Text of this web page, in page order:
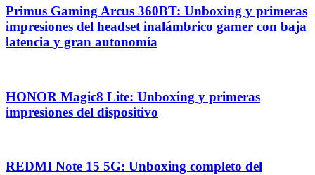
Primus Gaming Arcus 360BT: Unboxing y primeras
impresiones del headset inalámbrico gamer con baja
latencia y gran autonomía
HONOR Magic8 Lite: Unboxing y primeras
impresiones del dispositivo
REDMI Note 15 5G: Unboxing completo del